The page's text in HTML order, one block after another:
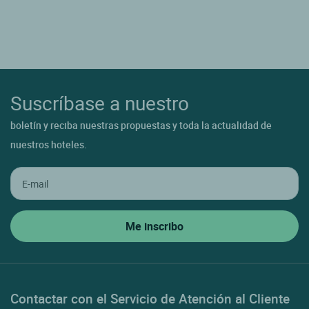
Suscríbase a nuestro
boletín y reciba nuestras propuestas y toda la actualidad de
nuestros hoteles.
Contactar con el Servicio de Atención al Cliente